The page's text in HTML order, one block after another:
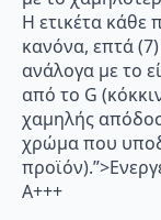
Η ετικέτα κάθε
κανόνα, επτά
ανάλογα με το
από το G
χαμηλής
χρώμα που
A+++